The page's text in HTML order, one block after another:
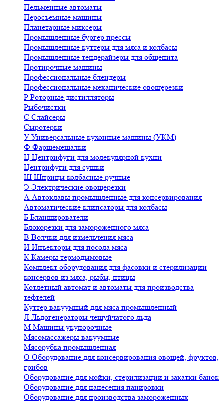
Пельменные автоматы
Перосъемные машины
Планетарные миксеры
Промышленные бургер прессы
Промышленные куттеры для мяса и колбасы
Промышленные тендерайзеры для общепита
Протирочные машины
Профессиональные блендеры
Профессиональные механические овощерезки
Р Роторные дистилляторы
Рыбочистки
С Слайсеры
Сыротерки
У Универсальные кухонные машины (УКМ)
Ф Фаршемешалки
Ц Центрифуги для молекулярной кухни
Центрифуги для сушки
Ш Шприцы колбасные ручные
Э Электрические овощерезки
А Автоклавы промышленные для консервирования
Автоматические клипсаторы для колбасы
Б Бланширователи
Блокорезки для замороженного мяса
В Волчки для измельчения мяса
И Инъекторы для посола мяса
К Камеры термодымовые
Комплект оборудования для фасовки и стерилизации
консервов из мяса, рыбы, птицы
Котлетный автомат и автоматы для производства
тефтелей
Куттер вакуумный для мяса промышленный
Л Льдогенераторы чешуйчатого льда
М Машины укупорочные
Мясомассажеры вакуумные
Мясорубка промышленная
О Оборудование для консервирования овощей, фруктов,
грибов
Оборудование для мойки, стерилизации и закатки банок
Оборудование для нанесения панировки
Оборудование для производства замороженных